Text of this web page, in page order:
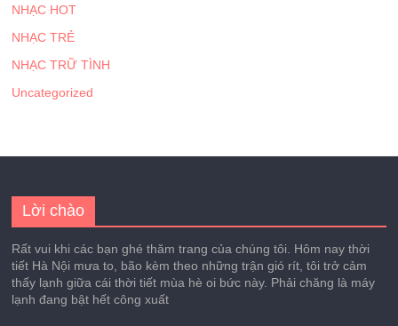
NHẠC HOT
NHẠC TRẺ
NHẠC TRỮ TÌNH
Uncategorized
Lời chào
Rất vui khi các bạn ghé thăm trang của chúng tôi. Hôm nay thời
tiết Hà Nội mưa to, bão kèm theo những trận gió rít, tôi trở cảm
thấy lạnh giữa cái thời tiết mùa hè oi bức này. Phải chăng là máy
lạnh đang bật hết công xuất